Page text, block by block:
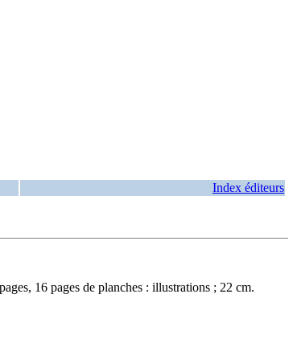
Index éditeurs
16 pages de planches : illustrations ; 22 cm.